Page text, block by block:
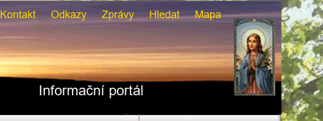
Mapa
Hledat
Zprávy
Odkazy
Kontakt
Informační portál